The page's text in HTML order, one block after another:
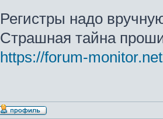
Регистры надо
Страшная тайна
https://forum-